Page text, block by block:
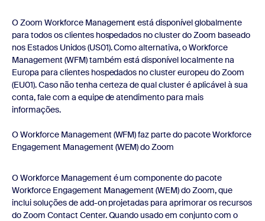
O Zoom Workforce Management está disponível globalmente
para todos os clientes hospedados no cluster do Zoom baseado
nos Estados Unidos (US01). Como alternativa, o Workforce
Management (WFM) também está disponível localmente na
Europa para clientes hospedados no cluster europeu do Zoom
(EU01). Caso não tenha certeza de qual cluster é aplicável à sua
conta, fale com a equipe de atendimento para mais
informações.
O Workforce Management (WFM) faz parte do pacote Workforce
Engagement Management (WEM) do Zoom
O Workforce Management é um componente do pacote
Workforce Engagement Management (WEM) do Zoom, que
inclui soluções de add-on projetadas para aprimorar os recursos
do Zoom Contact Center. Quando usado em conjunto com o